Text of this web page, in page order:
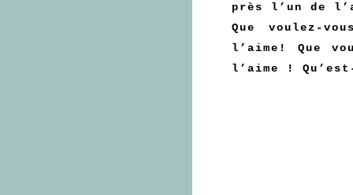
près l’un de
Que voulez-
l’aime! Que
l’aime !